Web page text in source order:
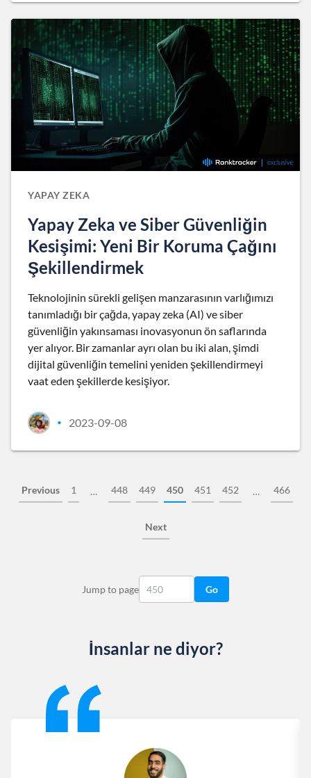
YAPAY ZEKA
Yapay Zeka ve Siber Güvenliğin
Kesişimi: Yeni Bir Koruma Çağını
Şekillendirmek
Teknolojinin sürekli gelişen manzarasının varlığımızı
tanımladığı bir çağda, yapay zeka (AI) ve siber
güvenliğin yakınsaması inovasyonun ön saflarında
yer alıyor. Bir zamanlar ayrı olan bu iki alan, şimdi
dijital güvenliğin temelini yeniden şekillendirmeyi
vaat eden şekillerde kesişiyor.
• 2023-09-08
Previous 1 … 448 449 450 451 452 … 466
Next
Jump to page Go
İnsanlar ne diyor?